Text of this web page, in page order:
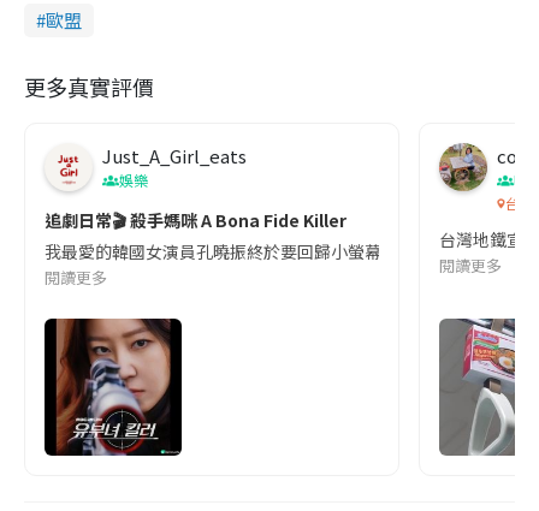
歐盟
更多真實評價
Just_A_Girl_eats
娛樂
追劇日常🎬 殺手媽咪 A Bona Fide Killer
我最愛的韓國女演員孔曉振終於要回歸小螢幕啦!這次的劇本改編
閱讀更多
co
吹
台灣
台灣地鐵宣
閱讀更多